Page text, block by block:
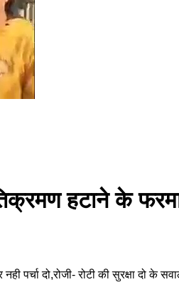
हटाने के फरमान
दो,रोजी- रोटी की सुरक्षा दो के